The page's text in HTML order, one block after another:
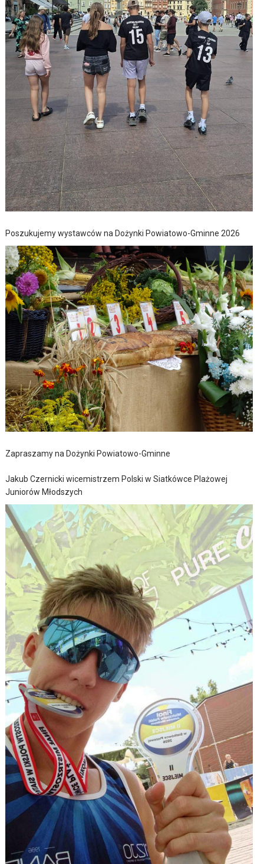
Poszukujemy wystawców na Dożynki Powiatowo-Gminne 2026
Zapraszamy na Dożynki Powiatowo-Gminne
Jakub Czernicki wicemistrzem Polski w Siatkówce Plażowej
Juniorów Młodszych